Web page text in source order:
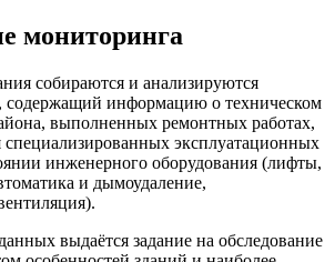
мониторинга
собираются и анализируются
содержащий информацию о техническом
выполненных ремонтных работах,
эксплуатационных
инженерного оборудования (лифты,
и дымоудаление,
выдаётся задание на обследование